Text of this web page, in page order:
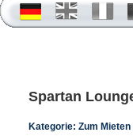
Spartan
Kategorie: Zum